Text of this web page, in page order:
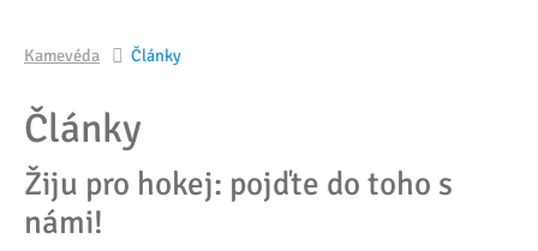
Kamevéda Články
Články
Žiju pro hokej: pojďte do toho s
námi!